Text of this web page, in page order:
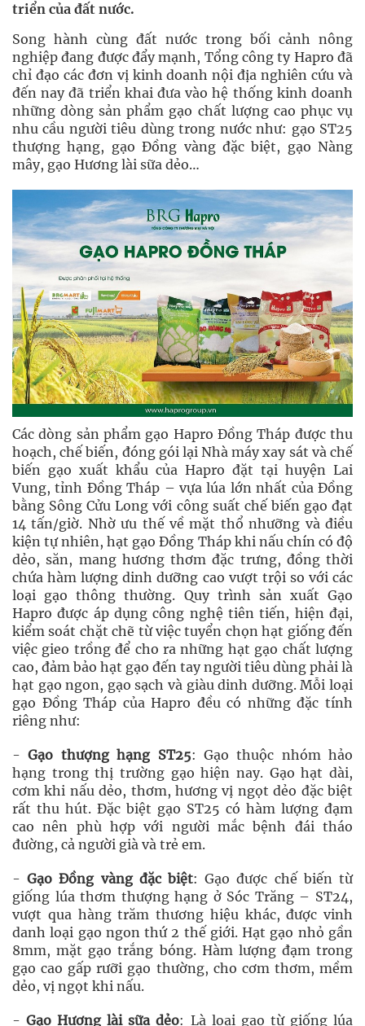
triển của đất nước.
Song hành cùng đất nước trong bối cảnh nông
nghiệp đang được đẩy mạnh, Tổng công ty Hapro đã
chỉ đạo các đơn vị kinh doanh nội địa nghiên cứu và
đến nay đã triển khai đưa vào hệ thống kinh doanh
những dòng sản phẩm gạo chất lượng cao phục vụ
nhu cầu người tiêu dùng trong nước như: gạo ST25
thượng hạng, gạo Đồng vàng đặc biệt, gạo Nàng
mây, gạo Hương lài sữa dẻo…
Các dòng sản phẩm gạo Hapro Đồng Tháp được thu
hoạch, chế biến, đóng gói lại Nhà máy xay sát và chế
biến gạo xuất khẩu của Hapro đặt tại huyện Lai
Vung, tỉnh Đồng Tháp – vựa lúa lớn nhất của Đồng
bằng Sông Cửu Long với công suất chế biến gạo đạt
14 tấn/giờ. Nhờ ưu thế về mặt thổ nhưỡng và điều
kiện tự nhiên, hạt gạo Đồng Tháp khi nấu chín có độ
dẻo, săn, mang hương thơm đặc trưng, đồng thời
chứa hàm lượng dinh dưỡng cao vượt trội so với các
loại gạo thông thường. Quy trình sản xuất Gạo
Hapro được áp dụng công nghệ tiên tiến, hiện đại,
kiểm soát chặt chẽ từ việc tuyển chọn hạt giống đến
việc gieo trồng để cho ra những hạt gạo chất lượng
cao, đảm bảo hạt gạo đến tay người tiêu dùng phải là
hạt gạo ngon, gạo sạch và giàu dinh dưỡng. Mỗi loại
gạo Đồng Tháp của Hapro đều có những đặc tính
riêng như:
-Gạo thượng hạng ST25: Gạo thuộc nhóm hảo
hạng trong thị trường gạo hiện nay. Gạo hạt dài,
cơm khi nấu dẻo, thơm, hương vị ngọt dẻo đặc biệt
rất thu hút. Đặc biệt gạo ST25 có hàm lượng đạm
cao nên phù hợp với người mắc bệnh đái tháo
đường, cả người già và trẻ em.
-Gạo Đồng vàng đặc biệt: Gạo được chế biến từ
giống lúa thơm thượng hạng ở Sóc Trăng – ST24,
vượt qua hàng trăm thương hiệu khác, được vinh
danh loại gạo ngon thứ 2 thế giới. Hạt gạo nhỏ gần
8mm, mặt gạo trắng bóng. Hàm lượng đạm trong
gạo cao gấp rưỡi gạo thường, cho cơm thơm, mềm
dẻo, vị ngọt khi nấu.
-Gạo Hương lài sữa dẻo: Là loại gạo từ giống lúa